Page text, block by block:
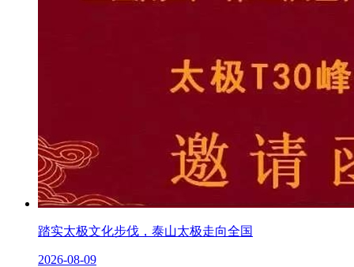
踏实太极文化步伐，泰山太极走向全国
2026-08-09